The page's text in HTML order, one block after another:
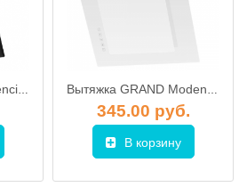
Вытяжка GRAND Valencia черная (60 см) Вытяжка GRAND Modena sensor белая (60 см)
345.00 руб.
В корзину